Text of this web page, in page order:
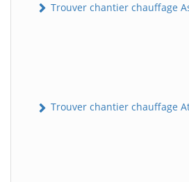
Trouver chantier chauffage
Trouver chantier chauffage